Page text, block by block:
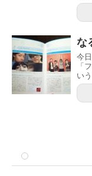
な
今
「
い